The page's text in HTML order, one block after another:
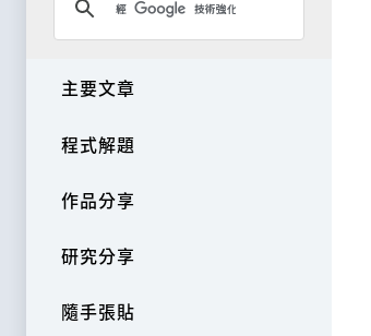
主要文章
程式解題
作品分享
研究分享
隨手張貼